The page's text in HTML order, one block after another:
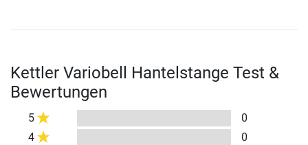
Kettler Variobell Hantelstange Test &
Bewertungen
5
0
4
0